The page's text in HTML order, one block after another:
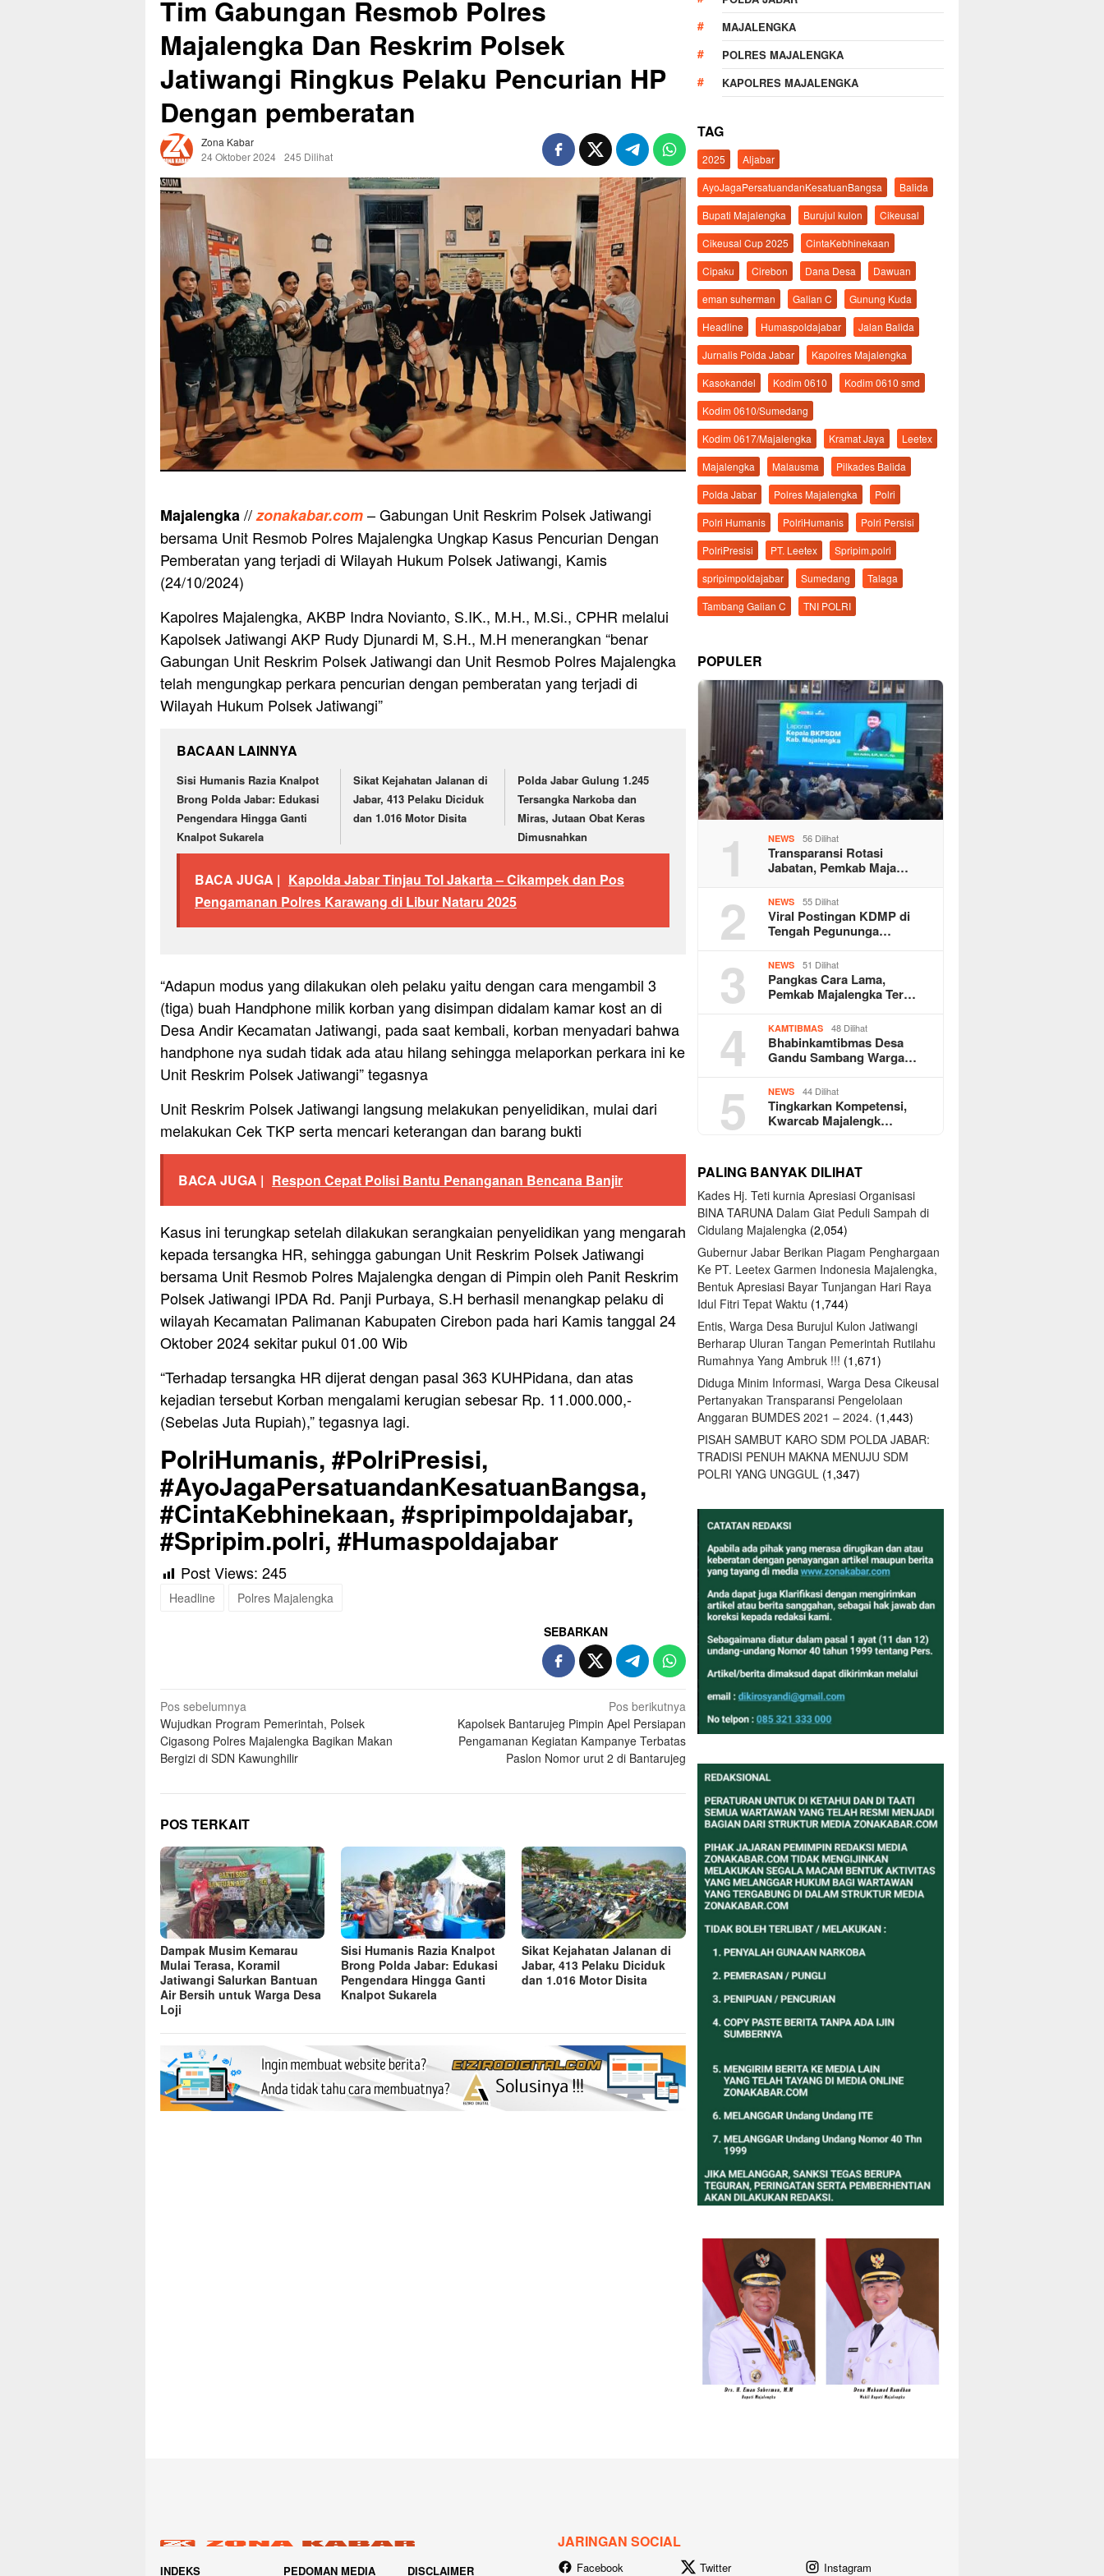
Tim Gabungan Resmob Polres
Majalengka Dan Reskrim Polsek
Jatiwangi Ringkus Pelaku Pencurian HP
Dengan pemberatan
Zona Kabar
24 Oktober 2024 245 Dilihat
Majalengka//zonakabar.com– Gabungan Unit Reskrim Polsek Jatiwangi
bersama Unit Resmob Polres Majalengka Ungkap Kasus Pencurian Dengan
Pemberatan yang terjadi di Wilayah Hukum Polsek Jatiwangi, Kamis
(24/10/2024)
Kapolres Majalengka, AKBP Indra Novianto, S.IK., M.H., M.Si., CPHR melalui
Kapolsek Jatiwangi AKP Rudy Djunardi M, S.H., M.H menerangkan “benar
Gabungan Unit Reskrim Polsek Jatiwangi dan Unit Resmob Polres Majalengka
telah mengungkap perkara pencurian dengan pemberatan yang terjadi di
Wilayah Hukum Polsek Jatiwangi”
BACAAN LAINNYA
Sisi Humanis Razia Knalpot
Brong Polda Jabar: Edukasi
Pengendara Hingga Ganti
Knalpot Sukarela
Sikat Kejahatan Jalanan di
Jabar, 413 Pelaku Diciduk
dan 1.016 Motor Disita
Polda Jabar Gulung 1.245
Tersangka Narkoba dan
Miras, Jutaan Obat Keras
Dimusnahkan
BACA JUGA | Kapolda Jabar Tinjau Tol Jakarta – Cikampek dan Pos
Pengamanan Polres Karawang di Libur Nataru 2025
“Adapun modus yang dilakukan oleh pelaku yaitu dengan cara mengambil 3
(tiga) buah Handphone milik korban yang disimpan didalam kamar kost an di
Desa Andir Kecamatan Jatiwangi, pada saat kembali, korban menyadari bahwa
handphone nya sudah tidak ada atau hilang sehingga melaporkan perkara ini ke
Unit Reskrim Polsek Jatiwangi” tegasnya
Unit Reskrim Polsek Jatiwangi langsung melakukan penyelidikan, mulai dari
melakukan Cek TKP serta mencari keterangan dan barang bukti
BACA JUGA | Respon Cepat Polisi Bantu Penanganan Bencana Banjir
Kasus ini terungkap setelah dilakukan serangkaian penyelidikan yang mengarah
kepada tersangka HR, sehingga gabungan Unit Reskrim Polsek Jatiwangi
bersama Unit Resmob Polres Majalengka dengan di Pimpin oleh Panit Reskrim
Polsek Jatiwangi IPDA Rd. Panji Purbaya, S.H berhasil menangkap pelaku di
wilayah Kecamatan Palimanan Kabupaten Cirebon pada hari Kamis tanggal 24
Oktober 2024 sekitar pukul 01.00 Wib
“Terhadap tersangka HR dijerat dengan pasal 363 KUHPidana, dan atas
kejadian tersebut Korban mengalami kerugian sebesar Rp. 11.000.000,-
(Sebelas Juta Rupiah),” tegasnya lagi.
PolriHumanis, #PolriPresisi,
#AyoJagaPersatuandanKesatuanBangsa,
#CintaKebhinekaan, #spripimpoldajabar,
#Spripim.polri, #Humaspoldajabar
Post Views: 245
Headline Polres Majalengka
SEBARKAN
Navigasi
pos
Pos sebelumnya
Wujudkan Program Pemerintah, Polsek
Cigasong Polres Majalengka Bagikan Makan
Bergizi di SDN Kawunghilir
Pos berikutnya
Kapolsek Bantarujeg Pimpin Apel Persiapan
Pengamanan Kegiatan Kampanye Terbatas
Paslon Nomor urut 2 di Bantarujeg
POS TERKAIT
Dampak Musim Kemarau
Mulai Terasa, Koramil
Jatiwangi Salurkan Bantuan
Air Bersih untuk Warga Desa
Loji
Sisi Humanis Razia Knalpot
Brong Polda Jabar: Edukasi
Pengendara Hingga Ganti
Knalpot Sukarela
Sikat Kejahatan Jalanan di
Jabar, 413 Pelaku Diciduk
dan 1.016 Motor Disita
MAJALENGKA
POLRES MAJALENGKA
KAPOLRES MAJALENGKA
TAG
2025
Aljabar
AyoJagaPersatuandanKesatuanBangsa
Balida
Bupati Majalengka
Burujul kulon
Cikeusal
Cikeusal Cup 2025
CintaKebhinekaan
Cipaku
Cirebon Dana Desa
Dawuan
eman suherman
Galian C
Gunung Kuda
Headline
Humaspoldajabar
Jalan Balida
Jurnalis Polda Jabar
Kapolres Majalengka
Kasokandel
Kodim 0610
Kodim 0610 smd
Kodim 0610/Sumedang
Kodim 0617/Majalengka
Kramat Jaya
Leetex
Majalengka
Malausma
Pilkades Balida
Polda Jabar
Polres Majalengka
Polri
Polri Humanis
PolriHumanis
Polri Persisi
PolriPresisi
PT. Leetex
Spripim.polri
spripimpoldajabar
Sumedang
Talaga
Tambang Galian C
TNI POLRI
POPULER
1 NEWS 56 Dilihat
Transparansi Rotasi
Jabatan, Pemkab Maja…
2 NEWS 55 Dilihat
Viral Postingan KDMP di
Tengah Pegununga…
3 NEWS 51 Dilihat
Pangkas Cara Lama,
Pemkab Majalengka Ter…
4 KAMTIBMAS 48 Dilihat
Bhabinkamtibmas Desa
Gandu Sambang Warga…
5 NEWS 44 Dilihat
Tingkarkan Kompetensi,
Kwarcab Majalengk…
PALING BANYAK DILIHAT
Kades Hj. Teti kurnia Apresiasi Organisasi
BINA TARUNA Dalam Giat Peduli Sampah di
Cidulang Majalengka (2,054)
Gubernur Jabar Berikan Piagam Penghargaan
Ke PT. Leetex Garmen Indonesia Majalengka,
Bentuk Apresiasi Bayar Tunjangan Hari Raya
Idul Fitri Tepat Waktu (1,744)
Entis, Warga Desa Burujul Kulon Jatiwangi
Berharap Uluran Tangan Pemerintah Rutilahu
Rumahnya Yang Ambruk !!! (1,671)
Diduga Minim Informasi, Warga Desa Cikeusal
Pertanyakan Transparansi Pengelolaan
Anggaran BUMDES 2021 – 2024. (1,443)
PISAH SAMBUT KARO SDM POLDA JABAR:
TRADISI PENUH MAKNA MENUJU SDM
POLRI YANG UNGGUL (1,347)
INDEKS PEDOMAN MEDIA DISCLAIMER
JARINGAN SOCIAL
Facebook Twitter Instagram